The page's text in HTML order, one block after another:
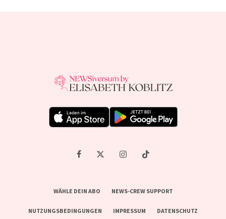
WÄHLE DEIN ABO NEWS-CREW SUPPORT
NUTZUNGSBEDINGUNGEN IMPRESSUM DATENSCHUTZ